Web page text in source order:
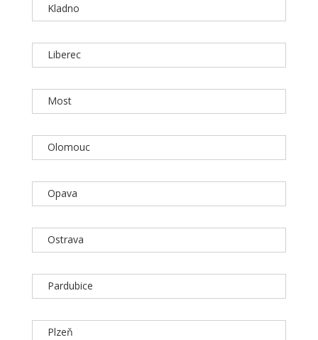
Kladno
Liberec
Most
Olomouc
Opava
Ostrava
Pardubice
Plzeň